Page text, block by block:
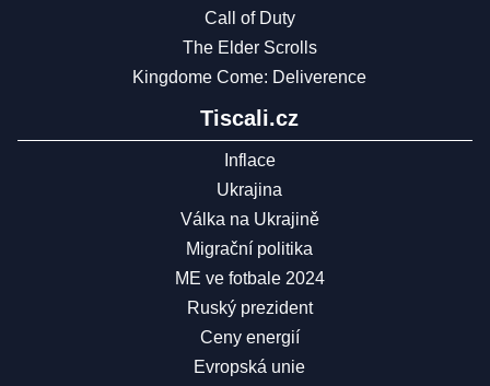
Call of Duty
The Elder Scrolls
Kingdome Come: Deliverence
Tiscali.cz
Inflace
Ukrajina
Válka na Ukrajině
Migrační politika
ME ve fotbale 2024
Ruský prezident
Ceny energií
Evropská unie